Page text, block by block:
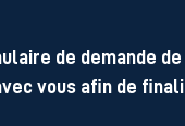
de demande
vous afin de